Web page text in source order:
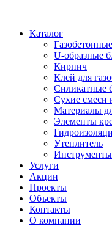
Каталог
U-образные
Кирпич
Клей для
Силикатные
Сухие
Материалы
Элементы
Утеплитель
Инструменты
Услуги
Акции
Проекты
Объекты
Контакты
О компании